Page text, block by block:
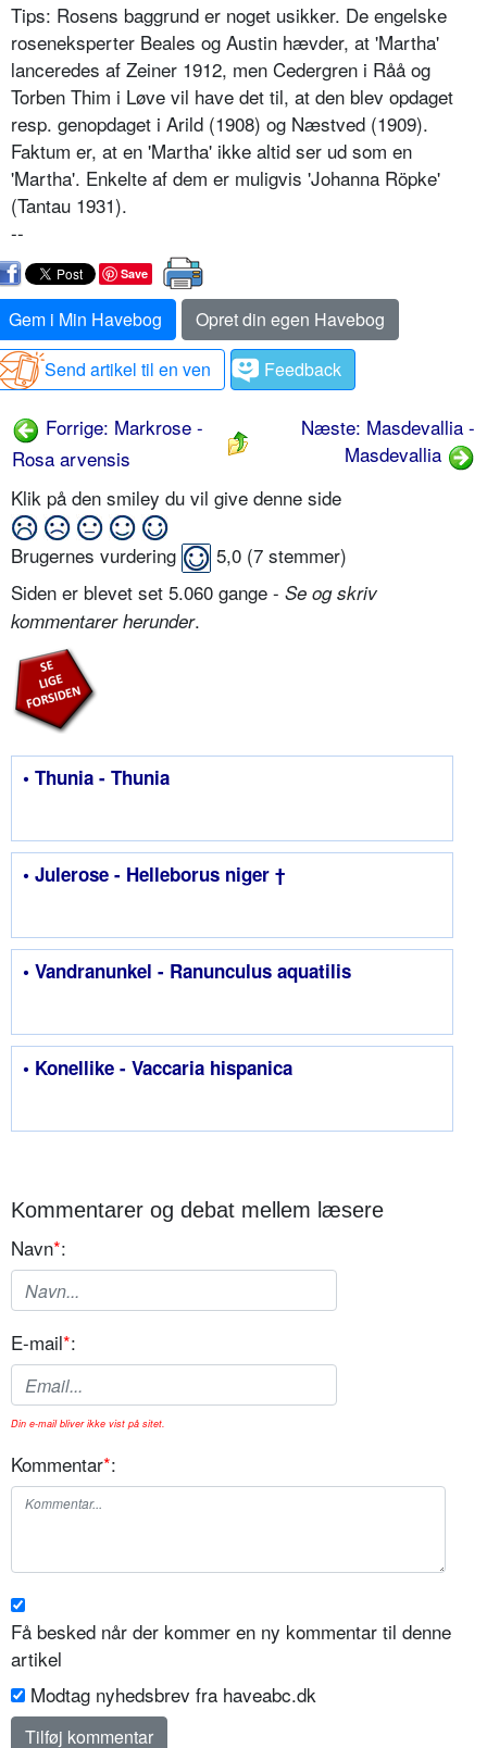
Tips: Rosens baggrund er noget usik­ker. De engelske
roseneksperter Beales og Austin hævder, at 'Martha'
lanceredes af Zeiner 1912, men Cedergren i Råå og
Torben Thim i Løve vil have det til, at den blev op­daget
resp. genopdaget i Arild (1908) og Næstved (1909).
Faktum er, at en 'Martha' ikke altid ser ud som en
'Martha'. Enkelte af dem er muligvis 'Johanna Röpke'
(Tantau 1931).
--
Save
Gem i Min Havebog
Opret din egen Havebog
Send artikel til en ven
Feedback
Forrige: Markrose -
Rosa arvensis
Næste: Masdevallia -
Masdevallia
Klik på den smiley du vil give denne side
Brugernes vurdering 5,0 (7 stemmer)
Siden er blevet set 5.060 gange - Se og skriv
kommentarer herunder.
• Thunia - Thunia
• Julerose - Helleborus niger †
• Vandranunkel - Ranunculus aquatilis
• Konellike - Vaccaria hispanica
Kommentarer og debat mellem læsere
Navn*:
E-mail*:
Din e-mail bliver ikke vist på sitet.
Kommentar*:
Få besked når der kommer en ny kommentar til denne
artikel
Modtag nyhedsbrev fra haveabc.dk